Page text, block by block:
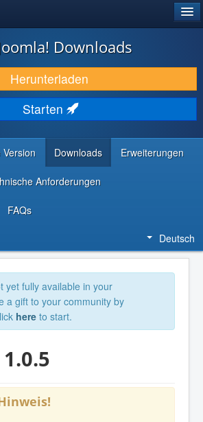
Downloads
Herunterladen
Starten
Version Downloads Erweiterungen
Anforderungen
FAQs
Deutsch
yet fully available in your
a gift to your community by
here to start.